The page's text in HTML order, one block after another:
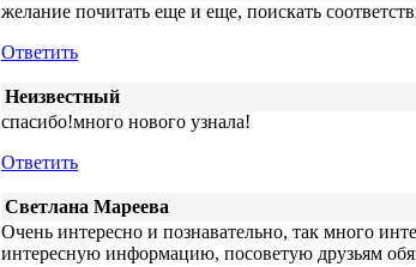
желание почитать еще и еще, поискать
Ответить
Неизвестный
спасибо!много нового узнала!
Ответить
Светлана Мареева
Очень интересно и познавательно, так много
интересную информацию, посоветую друзьям